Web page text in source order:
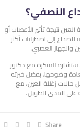
النصفي؟
نتيجة تأثير الأعصاب أو
للصداع إلى اضطرابات أكثر
والجهاز العصبي.
المبكرة مع دكتور
وضوحها. بفضل خبرته
حالات زغللة العين، مع
على المدى الطويل.
Share